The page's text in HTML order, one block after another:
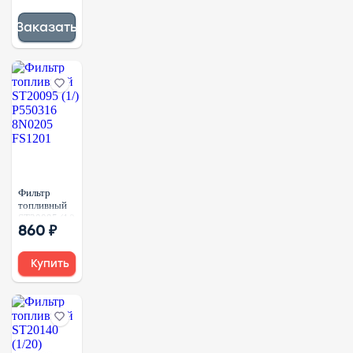
1105240
B7604-
1105200
4110000563007
Заказать
Фильтр
топливный
ST20095 (1/)
P550316
FS1201
860 ₽
Купить